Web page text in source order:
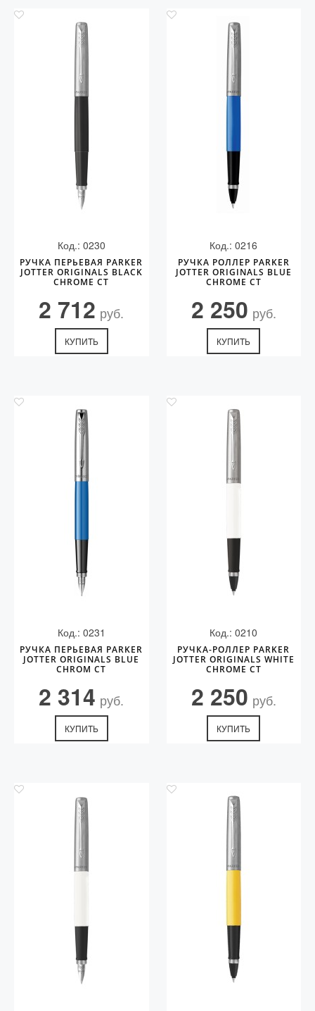
Код.: 0230
РУЧКА ПЕРЬЕВАЯ PARKER
JOTTER ORIGINALS BLACK
CHROME CT
2 712 руб.
КУПИТЬ
Код.: 0216
РУЧКА РОЛЛЕР PARKER
JOTTER ORIGINALS BLUE
CHROME СT
2 250 руб.
КУПИТЬ
Код.: 0231
РУЧКА ПЕРЬЕВАЯ PARKER
JOTTER ORIGINALS BLUE
CHROM CT
2 314 руб.
КУПИТЬ
Код.: 0210
РУЧКА-РОЛЛЕР PARKER
JOTTER ORIGINALS WHITE
CHROME СT
2 250 руб.
КУПИТЬ